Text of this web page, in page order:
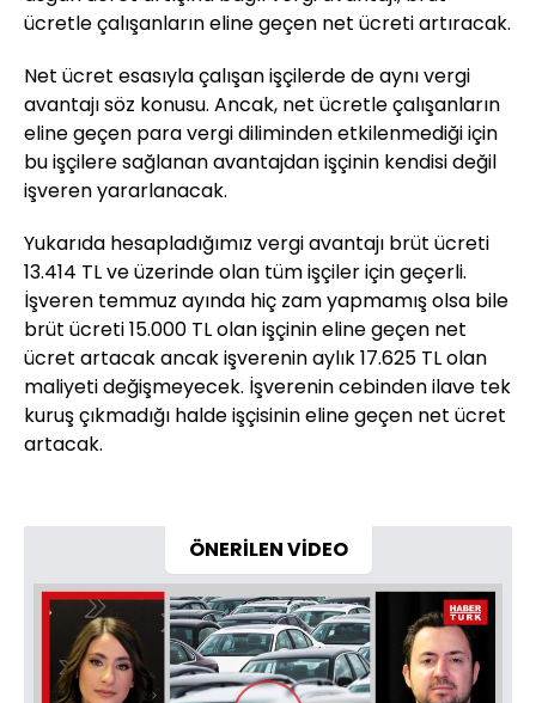
ücretle çalışanların eline geçen net ücreti artıracak.
Net ücret esasıyla çalışan işçilerde de aynı vergi
avantajı söz konusu. Ancak, net ücretle çalışanların
eline geçen para vergi diliminden etkilenmediği için
bu işçilere sağlanan avantajdan işçinin kendisi değil
işveren yararlanacak.
Yukarıda hesapladığımız vergi avantajı brüt ücreti
13.414 TL ve üzerinde olan tüm işçiler için geçerli.
İşveren temmuz ayında hiç zam yapmamış olsa bile
brüt ücreti 15.000 TL olan işçinin eline geçen net
ücret artacak ancak işverenin aylık 17.625 TL olan
maliyeti değişmeyecek. İşverenin cebinden ilave tek
kuruş çıkmadığı halde işçisinin eline geçen net ücret
artacak.
ÖNERİLEN VİDEO